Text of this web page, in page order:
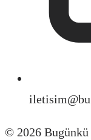
© 2026 Bugünkü